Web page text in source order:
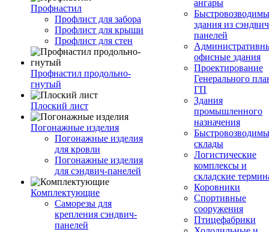
Профнастил
Профлист для забора
Профлист для крыши
Профлист для стен
Профнастил продольно-
гнутый
Плоский лист
Погонажные изделия
Погонажные изделия
для кровли
Погонажные изделия
для сэндвич-панелей
Комплектующие
Саморезы для
крепления сэндвич-
панелей
ангары
здания из сэндвич
панелей
офисные здания
Проектирование
Генерального
ГП
Здания
промышленного
назначения
склады
Логистические
комплексы и
складские
Коровники
Спортивные
сооружения
Птицефабрики